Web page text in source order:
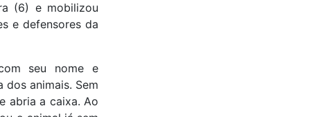
(6) e mobilizou
e defensores da
seu nome e
dos animais. Sem
abria a caixa. Ao